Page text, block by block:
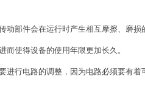
部件会在运行时产生相互摩擦、磨损
而使得设备的使用年限更加长久。
行电路的调整，因为电路必须要有着